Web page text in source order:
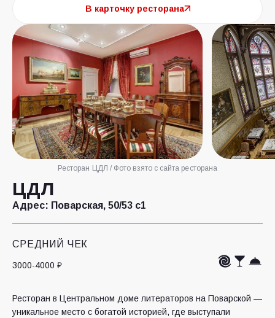
В карточку ресторана
Ресторан ЦДЛ / Фото взято с сайта ресторана
ЦДЛ
Адрес: Поварская, 50/53 с1
СРЕДНИЙ ЧЕК
3000-4000 ₽
Ресторан в Центральном доме литераторов на Поварской —
уникальное место с богатой историей, где выступали